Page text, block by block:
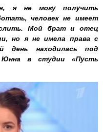
я не могу получить
человек не имеет
Мой брат и отец
но я не имела права с
день находилась под
Юнна в студии «Пусть